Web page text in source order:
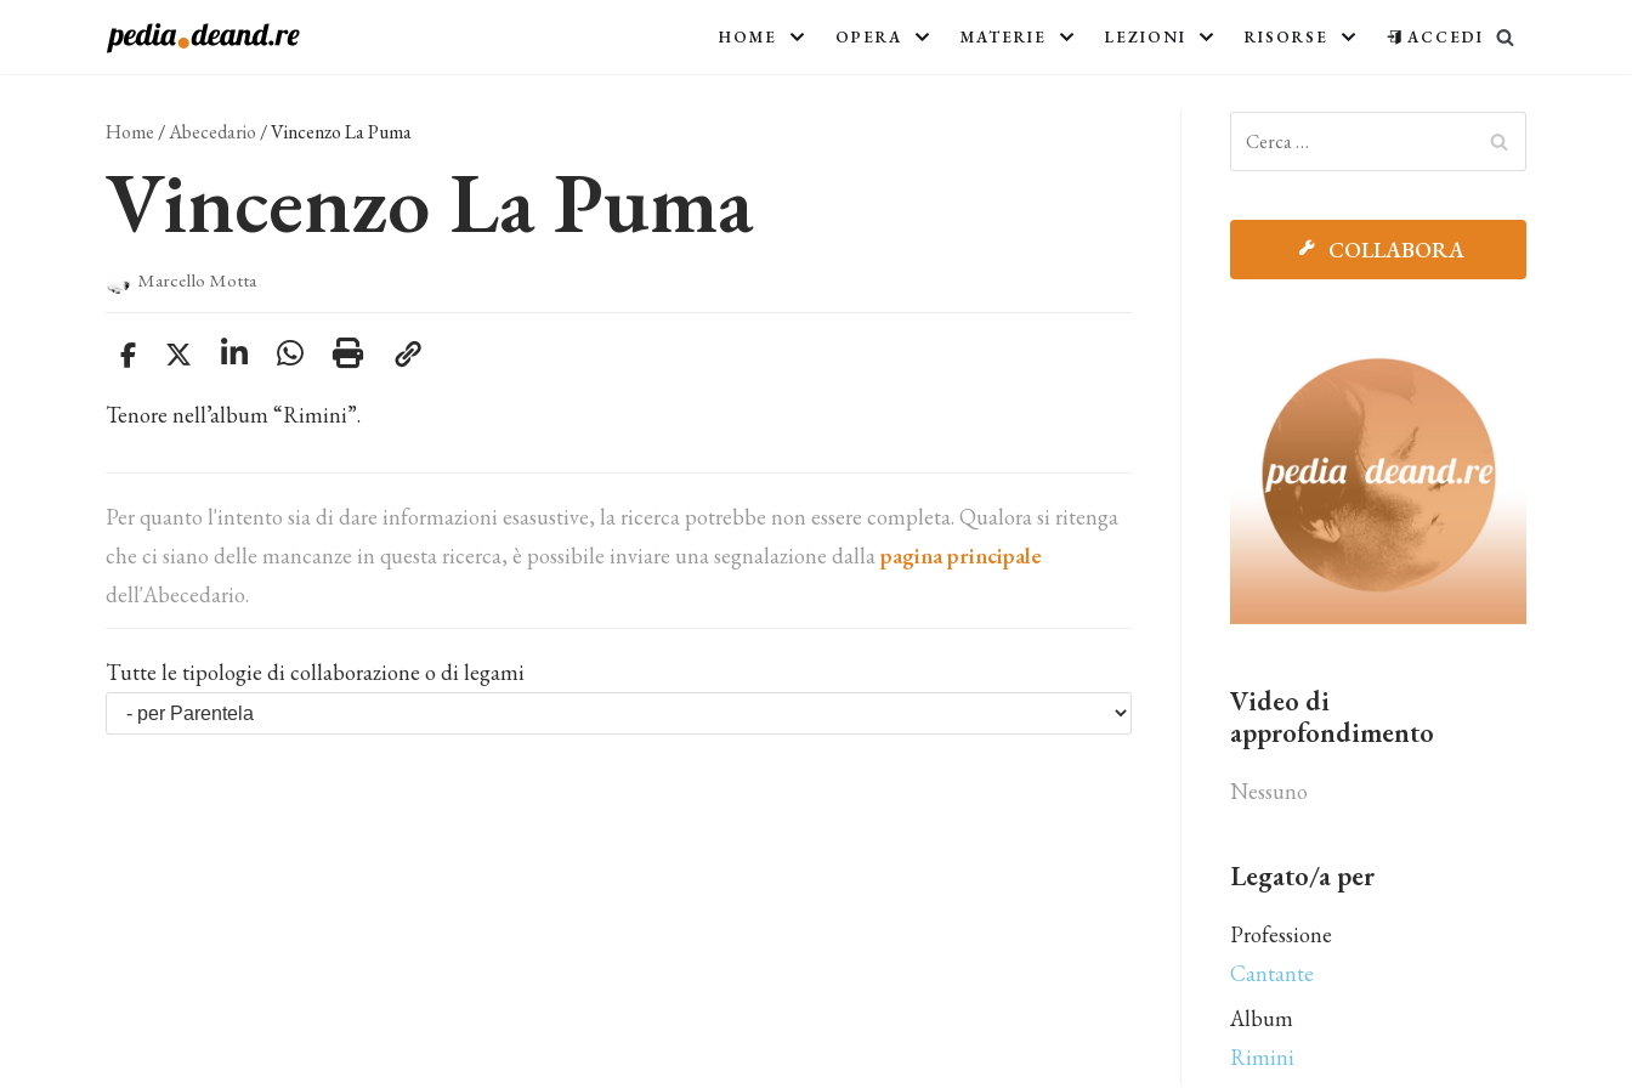
HOME OPERA MATERIE LEZIONI RISORSE ACCEDI
Home /Abecedario /Vincenzo La Puma
Vincenzo La Puma
Marcello Motta
Tenore nell’album “Rimini”.
Per quanto l'intento sia di dare informazioni esasustive, la ricerca potrebbe non essere completa. Qualora si ritenga
che ci siano delle mancanze in questa ricerca, è possibile inviare una segnalazione dallapagina principale
dell'Abecedario.
Tutte le tipologie di collaborazione o di legami
COLLABORA
Video di
approfondimento
Nessuno
Legato/a per
Professione
Cantante
Album
Rimini